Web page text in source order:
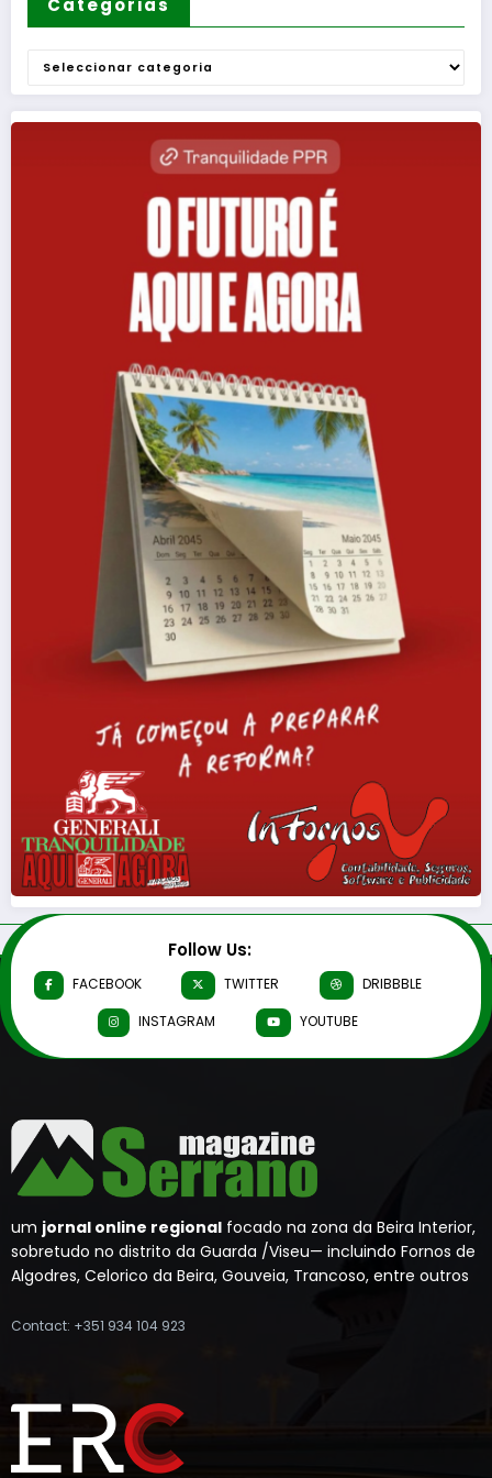
Categorias
Categorias
Follow Us:
FACEBOOK TWITTER
DRIBBBLE
INSTAGRAM
YOUTUBE
um jornal online regional focado na zona da Beira Interior,
sobretudo no distrito da Guarda /Viseu— incluindo Fornos de
Algodres, Celorico da Beira, Gouveia, Trancoso, entre outros
Contact: +351 934 104 923